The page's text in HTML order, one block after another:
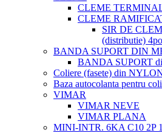
CLEME
CLEME
SIR DE
(distributie)
BANDA SUPORT DIN
BANDA SUPORT
Coliere (fasete) din
Baza autocolanta pentru
VIMAR
VIMAR NEVE
VIMAR PLANA
MINI-INTR. 6KA C10 2P